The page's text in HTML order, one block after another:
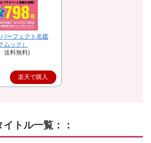
ーフェクト名鑑
ック）
送料無料)
楽天で購入
トル一覧：：